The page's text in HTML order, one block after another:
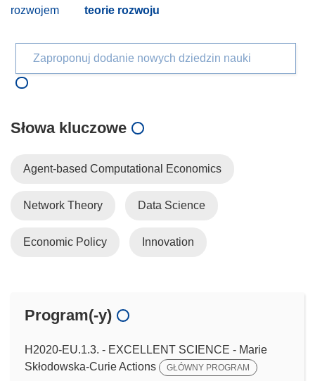
rozwojem
teorie rozwoju
Zaproponuj dodanie nowych dziedzin nauki
Słowa kluczowe
Agent-based Computational Economics
Network Theory Data Science
Economic Policy Innovation
Program(-y)
H2020-EU.1.3. - EXCELLENT SCIENCE - Marie
Skłodowska-Curie Actions
GŁÓWNY PROGRAM